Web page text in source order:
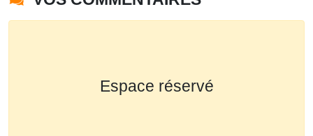
Espace réservé